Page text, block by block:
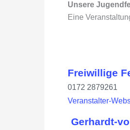
Unsere
Eine
Freiwillige
0172 2879261
Veranstalter-
Gerhardt-